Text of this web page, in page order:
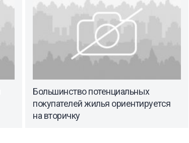
Большинство потенциальных
покупателей жилья ориентируется
на вторичку